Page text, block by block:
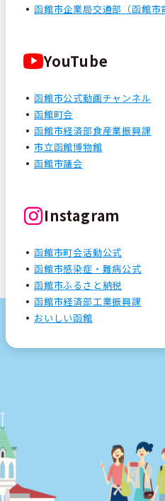
函館市企業局交通部（函館市
YouTube
函館市公式動画チャンネル
函館町会
函館市経済部食産業振興課
市立函館博物館
函館市議会
Instagram
函館市町会活動公式
函館市感染症・難病公式
函館市ふるさと納税
函館市経済部工業振興課
おいしい函館